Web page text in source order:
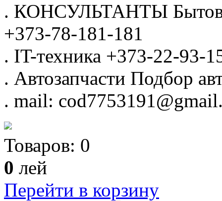
. КОНСУЛЬТАНТЫ
+373-78-181-181
. IT-техника +373-22-93-
. Автозапчасти Подбор
. mail:
Товаров: 0
0 лей
Перейти в корзину